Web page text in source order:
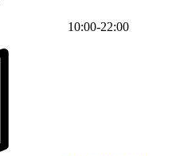
10:00-22:00